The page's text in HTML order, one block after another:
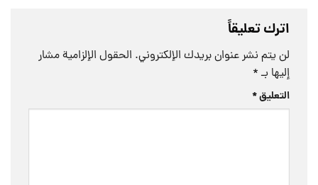
اترك تعليقاً
لن يتم نشر عنوان بريدك الإلكتروني. الحقول الإلزامية مشار
إليها بـ *
التعليق*